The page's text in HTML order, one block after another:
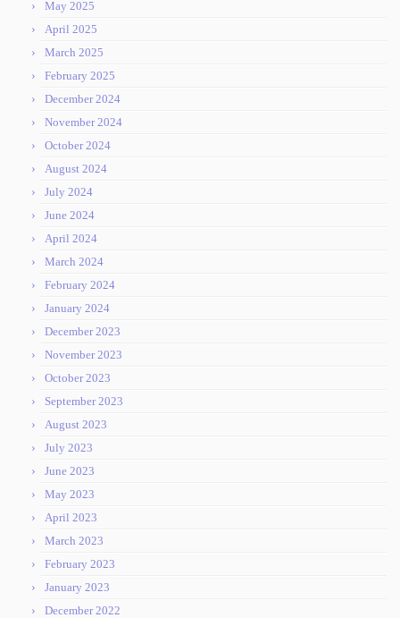
May 2025
April 2025
March 2025
February 2025
December 2024
November 2024
October 2024
August 2024
July 2024
June 2024
April 2024
March 2024
February 2024
January 2024
December 2023
November 2023
October 2023
September 2023
August 2023
July 2023
June 2023
May 2023
April 2023
March 2023
February 2023
January 2023
December 2022